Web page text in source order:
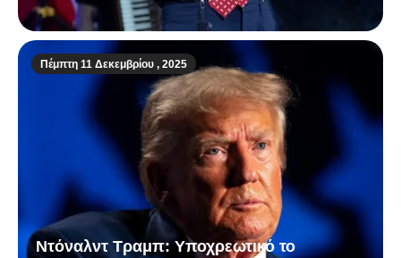
Πέμπτη 11 Δεκεμβρίου , 2025
Ντόναλντ Τραμπ: Υποχρεωτικό το